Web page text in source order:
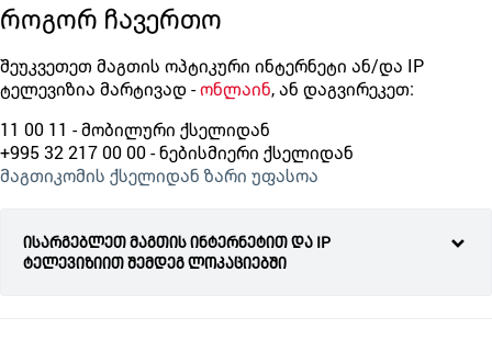
როგორ ჩავერთო
შეუკვეთეთ მაგთის ოპტიკური ინტერნეტი ან/და IP
ტელევიზია მარტივად -ონლაინ, ან დაგვირეკეთ:
11 00 11 - მობილური ქსელიდან
+995 32 217 00 00 - ნებისმიერი ქსელიდან
მაგთიკომის ქსელიდან ზარი უფასოა
ისარგებლეთ მაგთის ინტერნეტით და IP
ტელევიზიით შემდეგ ლოკაციებში